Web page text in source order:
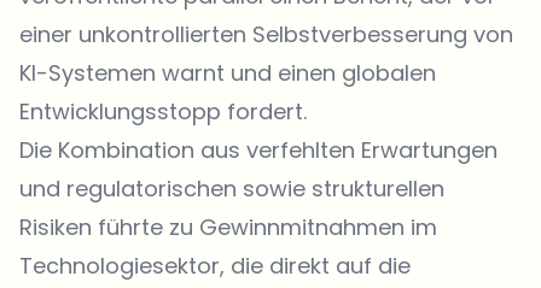
einer unkontrollierten Selbstverbesserung von
KI-Systemen warnt und einen globalen
Entwicklungsstopp fordert.
Die Kombination aus verfehlten Erwartungen
und regulatorischen sowie strukturellen
Risiken führte zu Gewinnmitnahmen im
Technologiesektor, die direkt auf die